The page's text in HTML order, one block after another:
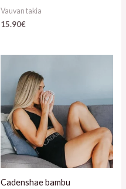
Vauvan takia
15.90€
Cadenshae bambu